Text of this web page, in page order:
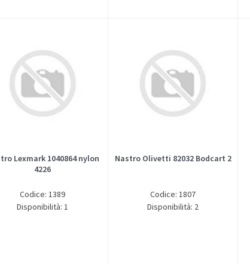
Lexmark 1040864 nylon
4226
Codice: 1389
Disponibilità: 1
Nastro Olivetti 82032 Bodcart 2
Codice: 1807
Disponibilità: 2